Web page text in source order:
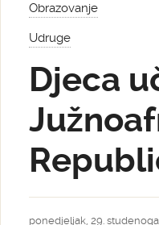
Obrazovanje
Udruge
Djeca
ponedjeljak, 29. studenoga